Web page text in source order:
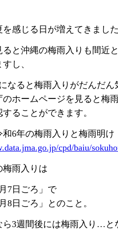
を感じる日が増えてきまし
ると沖縄の梅雨入りも間近
し、
なると梅雨入りがだんだ
のホームページを見ると梅
ることができます。
和6年の梅雨入りと梅雨明け
cpd/baiu/
梅雨入りは
7日ごろ」で
8日ごろ」とのこと。
ら3週間後には梅雨入り…と